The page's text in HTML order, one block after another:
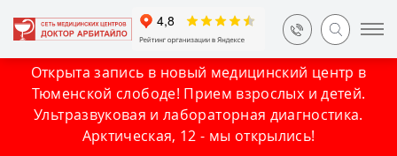
Открыта запись в новый медицинский центр в
Тюменской слободе! Прием взрослых и детей.
Ультразвуковая и лабораторная диагностика.
Арктическая, 12 - мы открылись!